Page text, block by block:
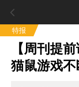
特报
【周刊提
猫鼠游戏